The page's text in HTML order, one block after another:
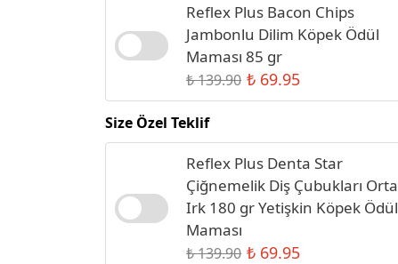
Reflex Plus Bacon Chips
Jambonlu Dilim Köpek Ödül
Maması 85 gr
₺ 139.90 ₺ 69.95
Size Özel Teklif
Reflex Plus Denta Star
Çiğnemelik Diş Çubukları Orta
Irk 180 gr Yetişkin Köpek Ödül
Maması
₺ 139.90 ₺ 69.95